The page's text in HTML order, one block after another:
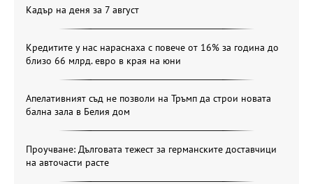
Кадър на деня за 7 август
Кредитите у нас нараснаха с повече от 16% за година до
близо 66 млрд. евро в края на юни
Апелативният съд не позволи на Тръмп да строи новата
бална зала в Белия дом
Проучване: Дълговата тежест за германските доставчици
на авточасти расте